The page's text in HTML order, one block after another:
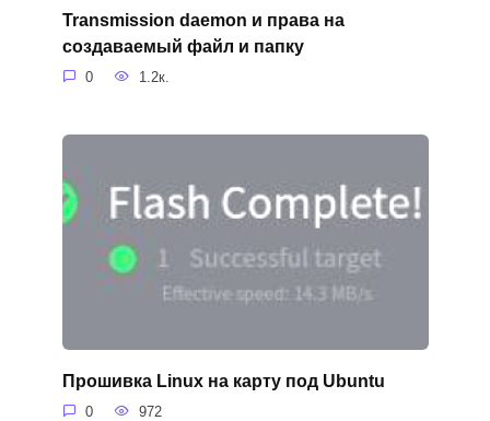
Transmission daemon и права на
создаваемый файл и папку
0 1.2к.
Прошивка Linux на карту под Ubuntu
0 972